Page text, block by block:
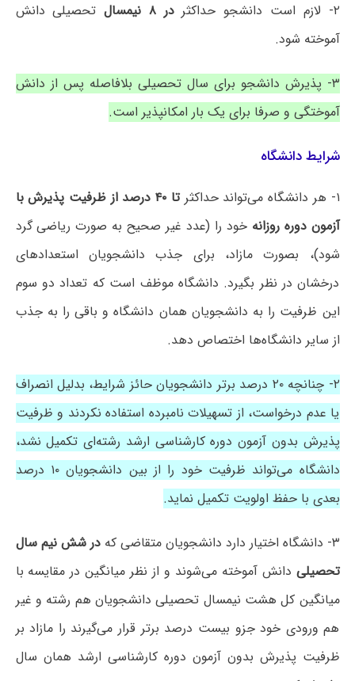
۲- لازم است دانشجو حداکثر در ۸ نیمسال
تحصیلی دانش
آموخته شود.
۳- پذیرش دانشجو برای سال تحصیلی بلافاصله پس از دانش
آموختگی و صرفا برای یک بار امکانپذیر است.
شرایط دانشگاه
۱- هر دانشگاه می‌تواند حداکثر
تا ۴۰ درصد از ظرفیت پذیرش با
آزمون دوره روزانه خود را (عدد غیر صحیح به صورت ریاضی گرد
شود)، بصورت مازاد، برای جذب دانشجویان استعدادهای
درخشان در نظر بگیرد. دانشگاه موظف است که تعداد دو سوم
این ظرفیت را به دانشجویان همان دانشگاه و باقی را به جذب
از سایر دانشگاه‌ها اختصاص دهد.
۲- چنانچه ۲۰ درصد برتر دانشجویان حائز شرایط، بدلیل انصراف
یا عدم درخواست، از تسهیلات نامبرده استفاده نکردند و ظرفیت
پذیرش بدون آزمون دوره کارشناسی ارشد رشته‌ای تکمیل نشد،
دانشگاه می‌تواند ظرفیت خود را از بین دانشجویان ۱۰ درصد
بعدی با حفظ اولویت تکمیل نماید.
۳- دانشگاه اختیار دارد دانشجویان متقاضی که
در شش نیم سال
تحصیلی دانش آموخته می‌شوند و از نظر میانگین در مقایسه با
میانگین کل هشت نیمسال تحصیلی دانشجویان هم رشته و غیر
هم ورودی خود جزو بیست درصد برتر قرار می‌گیرند را مازاد بر
ظرفیت پذیرش بدون آزمون دوره کارشناسی ارشد همان سال